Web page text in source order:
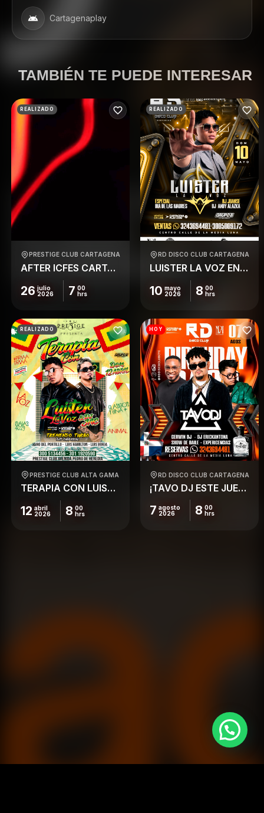
Cartagenaplay
TAMBIÉN TE PUEDE INTERESAR
REALIZADO
PRESTIGE CLUB CARTAGENA
AFTER ICFES CARTAGENAPLAY 2026 – EL ORIGINAL
26 julio
2026
7 00
hrs
REALIZADO
RD DISCO CLUB CARTAGENA
LUISTER LA VOZ EN RD CARTAGENA
10 mayo
2026
8 00
hrs
REALIZADO
PRESTIGE CLUB ALTA GAMA
TERAPIA CON LUISTER EN PRESTIGE / DOM 12 ABRIL
12 abril
2026
8 00
hrs
HOY
RD DISCO CLUB CARTAGENA
¡TAVO DJ ESTE JUEVES PRENDE RD
7 agosto
2026
8 00
hrs